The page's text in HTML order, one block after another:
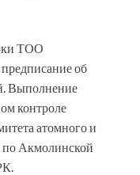
ТОО
об
Выполнение
контроле
атомного и
по Акмолинской